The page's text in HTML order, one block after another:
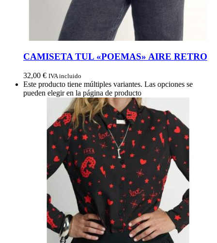
CAMISETA TUL «POEMAS» AIRE RETRO
32,00 € IVA incluido
Este producto tiene múltiples variantes. Las opciones se
pueden elegir en la página de producto